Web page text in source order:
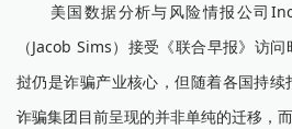
美国数据分析与风险情报公司
（Jacob Sims）接受《联合早报》访
挝仍是诈骗产业核心，但随着各国持
诈骗集团目前呈现的并非单纯的迁移，